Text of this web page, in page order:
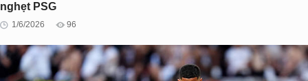
nghẹt PSG
1/6/2026 96